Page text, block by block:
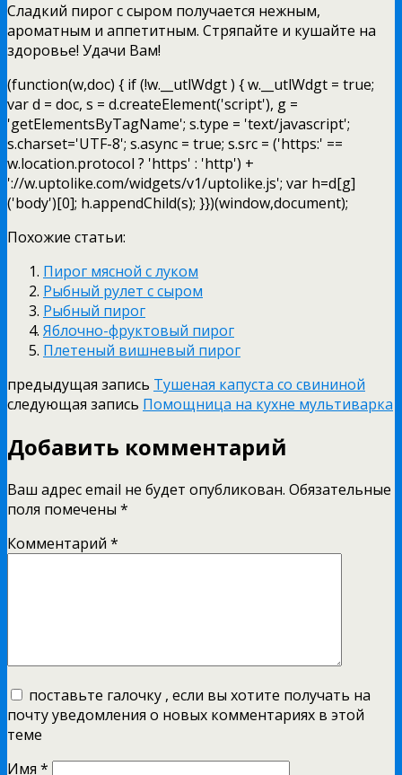
Сладкий пирог с сыром получается нежным,
ароматным и аппетитным. Стряпайте и кушайте на
здоровье! Удачи Вам!
(function(w,doc) { if (!w.__utlWdgt ) { w.__utlWdgt = true;
var d = doc, s = d.createElement('script'), g =
'getElementsByTagName'; s.type = 'text/javascript';
s.charset='UTF-8'; s.async = true; s.src = ('https:' ==
w.location.protocol ? 'https' : 'http') +
'://w.uptolike.com/widgets/v1/uptolike.js'; var h=d[g]
('body')[0]; h.appendChild(s); }})(window,document);
Похожие статьи:
Пирог мясной с луком
Рыбный рулет с сыром
Рыбный пирог
Яблочно-фруктовый пирог
Плетеный вишневый пирог
предыдущая запись Тушеная капуста со свининой
следующая запись Помощница на кухне мультиварка
Добавить комментарий
Ваш адрес email не будет опубликован. Обязательные
поля помечены *
Комментарий *
поставьте галочку , если вы хотите получать на
почту уведомления о новых комментариях в этой
теме
Имя *